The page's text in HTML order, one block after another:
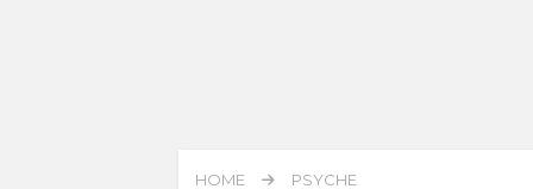
HOME PSYCHE